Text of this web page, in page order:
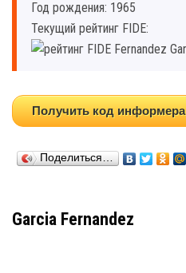
Год рождения: 1965
Текущий рейтинг FIDE:
Получить код информера
Поделиться…
Garcia Fernandez